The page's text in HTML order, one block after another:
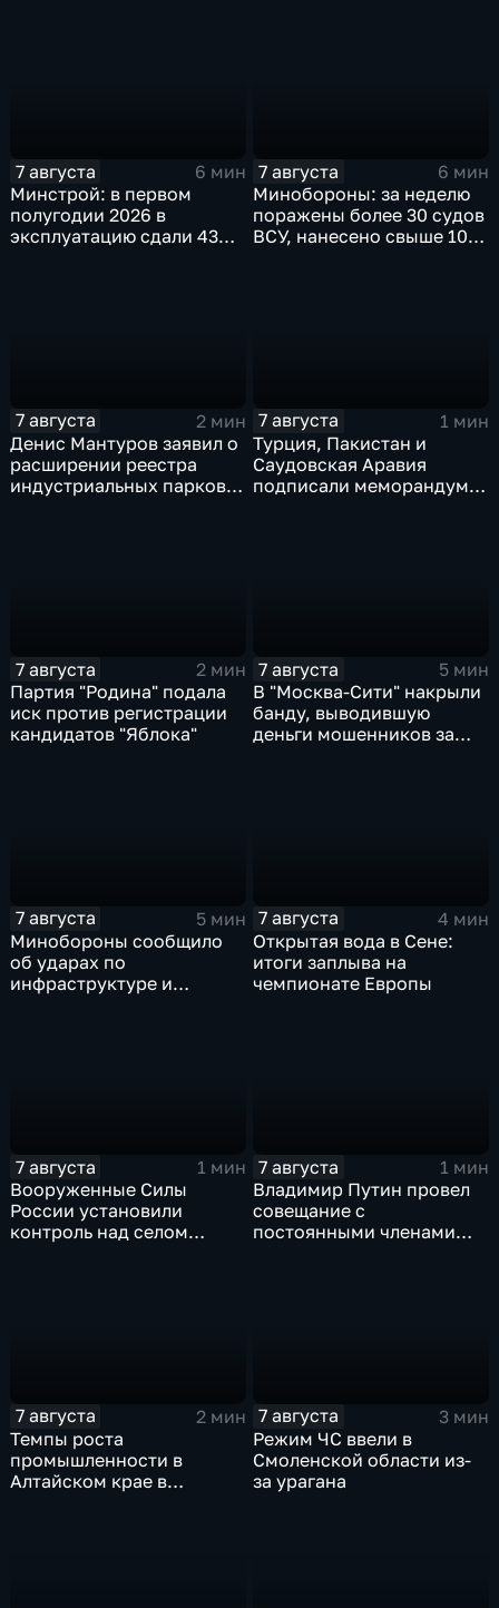
7 августа
6 мин
Минстрой: в первом
полугодии 2026 в
эксплуатацию сдали 43
7 августа
6 мин
Минобороны: за неделю
поражены более 30 судов
ВСУ, нанесено свыше 10
7 августа
2 мин
Денис Мантуров заявил о
расширении реестра
индустриальных парков в
7 августа
1 мин
Турция, Пакистан и
Саудовская Аравия
подписали меморандум о
7 августа
2 мин
Партия "Родина" подала
иск против регистрации
кандидатов "Яблока"
7 августа
5 мин
В "Москва‑Сити" накрыли
банду, выводившую
деньги мошенников за
7 августа
5 мин
Минобороны сообщило
об ударах по
инфраструктуре и
7 августа
4 мин
Открытая вода в Сене:
итоги заплыва на
чемпионате Европы
7 августа
1 мин
Вооруженные Силы
России установили
контроль над селом
7 августа
1 мин
Владимир Путин провел
совещание с
постоянными членами
7 августа
2 мин
Темпы роста
промышленности в
Алтайском крае в
7 августа
3 мин
Режим ЧС ввели в
Смоленской области из-
за урагана